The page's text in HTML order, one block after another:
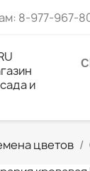
8-977-967-
цветов